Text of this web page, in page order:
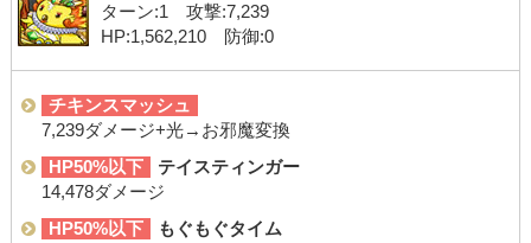
ターン:1 攻撃:7,239
HP:1,562,210 防御:0
チキンスマッシュ
7,239ダメージ+光→お邪魔変換
HP50%以下
テイスティンガー
14,478ダメージ
HP50%以下
もぐもぐタイム